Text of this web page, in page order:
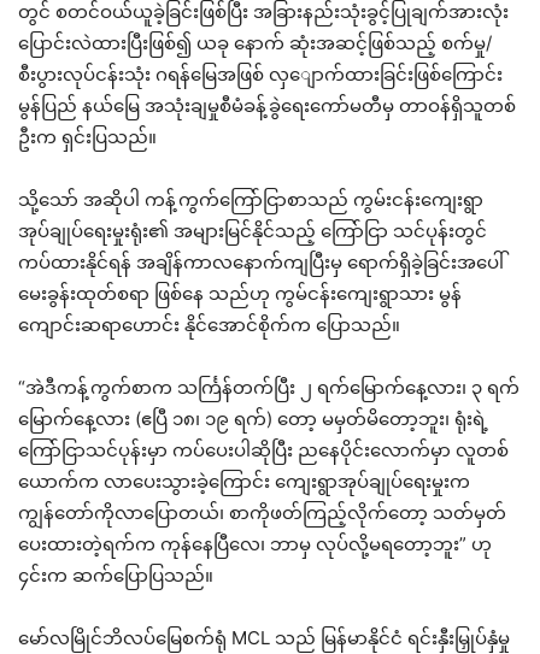
တွင် စတင်ဝယ်ယူခဲ့ခြင်းဖြစ်ပြီး အခြားနည်းသုံးခွင့်ပြုချက်အားလုံး
ပြောင်းလဲထားပြီးဖြစ်၍ ယခု နောက် ဆုံးအဆင့်ဖြစ်သည့် စက်မှု/
စီးပွားလုပ်ငန်းသုံး ဂရန်မြေအဖြစ် လှျောက်ထားခြင်းဖြစ်ကြောင်း
မွန်ပြည် နယ်မြေ အသုံးချမှုစီမံခန့်ခွဲရေးကော်မတီမှ တာဝန်ရှိသူတစ်
ဦးက ရှင်းပြသည်။
သို့သော် အဆိုပါ ကန့်ကွက်ကြော်ငြာစာသည် ကွမ်းငန်းကျေးရွာ
အုပ်ချုပ်ရေးမှုးရုံး၏ အများမြင်နိုင်သည့် ကြော်ငြာ သင်ပုန်းတွင်
ကပ်ထားနိုင်ရန် အချိန်ကာလနောက်ကျပြီးမှ ရောက်ရှိခဲ့ခြင်းအပေါ်
မေးခွန်းထုတ်စရာ ဖြစ်နေ သည်ဟု ကွမ်ငန်းကျေးရွာသား မွန်
ကျောင်းဆရာဟောင်း နိုင်အောင်စိုက်က ပြောသည်။
“အဲဒီကန့်ကွက်စာက သင်္ကြန်တက်ပြီး ၂ ရက်မြောက်နေ့လား၊ ၃ ရက်
မြောက်နေ့လား (ဧပြီ ၁၈၊ ၁၉ ရက်) တော့ မမှတ်မိတော့ဘူး၊ ရုံးရဲ့
ကြော်ငြာသင်ပုန်းမှာ ကပ်ပေးပါဆိုပြီး ညနေပိုင်းလောက်မှာ လူတစ်
ယောက်က လာပေးသွားခဲ့ကြောင်း ကျေးရွာအုပ်ချုပ်ရေးမှုးက
ကျွန်တော်ကိုလာပြောတယ်၊ စာကိုဖတ်ကြည့်လိုက်တော့ သတ်မှတ်
ပေးထားတဲ့ရက်က ကုန်နေပြီလေ၊ ဘာမှ လုပ်လို့မရတော့ဘူး” ဟု
၄င်းက ဆက်ပြောပြသည်။
မော်လမြိုင်ဘိလပ်မြေစက်ရုံ MCL သည် မြန်မာနိုင်ငံ ရင်းနှီးမြှုပ်နှံမှု